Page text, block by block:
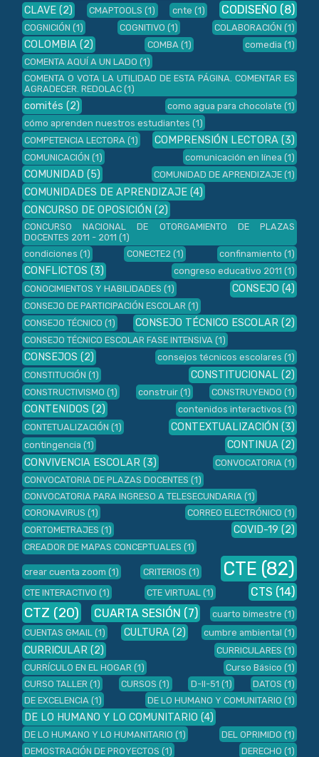
CLAVE (2) CMAPTOOLS (1) cnte (1) CODISEÑO (8)
COGNICIÓN (1) COGNITIVO (1) COLABORACIÓN (1)
COLOMBIA (2) COMBA (1) comedia (1)
COMENTA AQUÍ A UN LADO (1)
COMENTA O VOTA LA UTILIDAD DE ESTA PÁGINA. COMENTAR ES
AGRADECER. REDOLAC (1)
comités (2) como agua para chocolate (1)
cómo aprenden nuestros estudiantes (1)
COMPETENCIA LECTORA (1) COMPRENSIÓN LECTORA (3)
COMUNICACIÓN (1) comunicación en línea (1)
COMUNIDAD (5) COMUNIDAD DE APRENDIZAJE (1)
COMUNIDADES DE APRENDIZAJE (4)
CONCURSO DE OPOSICIÓN (2)
CONCURSO NACIONAL DE OTORGAMIENTO DE PLAZAS
DOCENTES 2011 - 2011 (1)
condiciones (1) CONECTE2 (1) confinamiento (1)
CONFLICTOS (3) congreso educativo 2011 (1)
CONOCIMIENTOS Y HABILIDADES (1) CONSEJO (4)
CONSEJO DE PARTICIPACIÓN ESCOLAR (1)
CONSEJO TÉCNICO (1) CONSEJO TÉCNICO ESCOLAR (2)
CONSEJO TÉCNICO ESCOLAR FASE INTENSIVA (1)
CONSEJOS (2) consejos técnicos escolares (1)
CONSTITUCIÓN (1) CONSTITUCIONAL (2)
CONSTRUCTIVISMO (1) construir (1) CONSTRUYENDO (1)
CONTENIDOS (2) contenidos interactivos (1)
CONTETUALIZACIÓN (1) CONTEXTUALIZACIÓN (3)
contingencia (1) CONTINUA (2)
CONVIVENCIA ESCOLAR (3) CONVOCATORIA (1)
CONVOCATORIA DE PLAZAS DOCENTES (1)
CONVOCATORIA PARA INGRESO A TELESECUNDARIA (1)
CORONAVIRUS (1) CORREO ELECTRÓNICO (1)
CORTOMETRAJES (1) COVID-19 (2)
CREADOR DE MAPAS CONCEPTUALES (1)
crear cuenta zoom (1) CRITERIOS (1) CTE (82)
CTE INTERACTIVO (1) CTE VIRTUAL (1) CTS (14)
CTZ (20) CUARTA SESIÓN (7) cuarto bimestre (1)
CUENTAS GMAIL (1) CULTURA (2) cumbre ambiental (1)
CURRICULAR (2) CURRICULARES (1)
CURRÍCULO EN EL HOGAR (1) Curso Básico (1)
CURSO TALLER (1) CURSOS (1) D-II-51 (1) DATOS (1)
DE EXCELENCIA (1) DE LO HUMANO Y COMUNITARIO (1)
DE LO HUMANO Y LO COMUNITARIO (4)
DE LO HUMANO Y LO HUMANITARIO (1) DEL OPRIMIDO (1)
DEMOSTRACIÓN DE PROYECTOS (1) DERECHO (1)